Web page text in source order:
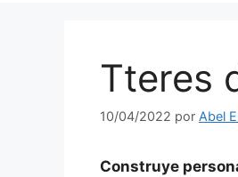
Tteres
10/04/2022 por Abel
Construye